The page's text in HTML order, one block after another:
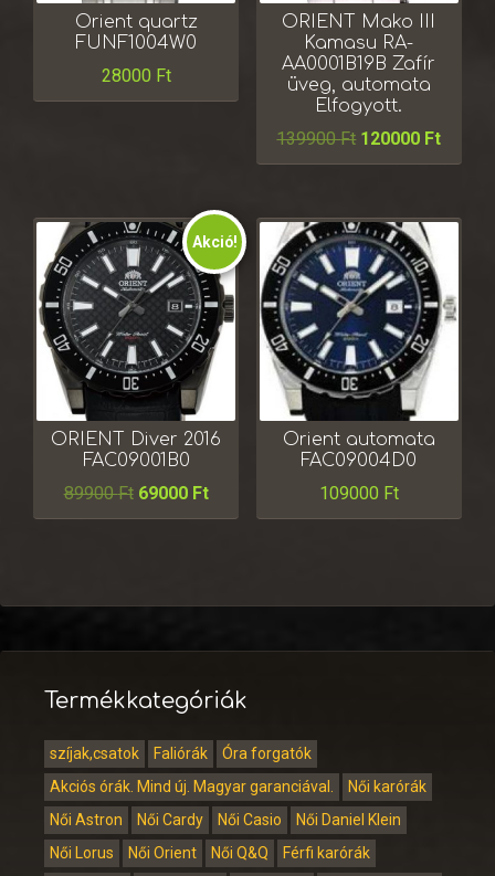
Orient quartz
FUNF1004W0
28000 Ft
ORIENT Mako III
Kamasu RA-
AA0001B19B Zafír
üveg, automata
Elfogyott.
139900Ft 120000 Ft
Akció!
ORIENT Diver 2016
FAC09001B0
89900Ft 69000 Ft
Orient automata
FAC09004D0
109000 Ft
Termékkategóriák
szíjak,csatok Faliórák
Óra forgatók
Akciós órák. Mind új. Magyar garanciával.
Női karórák
Női Astron
Női Cardy Női Casio
Női Daniel Klein
Női Lorus
Női Orient Női Q&Q
Férfi karórák